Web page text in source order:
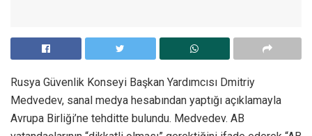
Rusya Güvenlik Konseyi Başkan Yardımcısı Dmitriy
Medvedev, sanal medya hesabından yaptığı açıklamayla
Avrupa Birliği’ne tehditte bulundu. Medvedev. AB